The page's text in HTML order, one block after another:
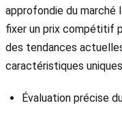
approfondie du marché
fixer un prix compétitif
des tendances
caractéristiques
Évaluation précise